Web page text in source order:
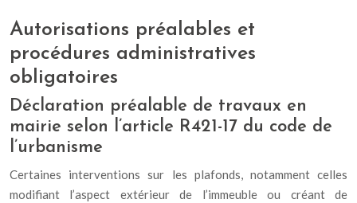
Autorisations préalables et
procédures administratives
obligatoires
Déclaration préalable de travaux en
mairie selon l’article R421-17 du code de
l’urbanisme
Certaines interventions sur les plafonds, notamment celles
modifiant l’aspect extérieur de l’immeuble ou créant de